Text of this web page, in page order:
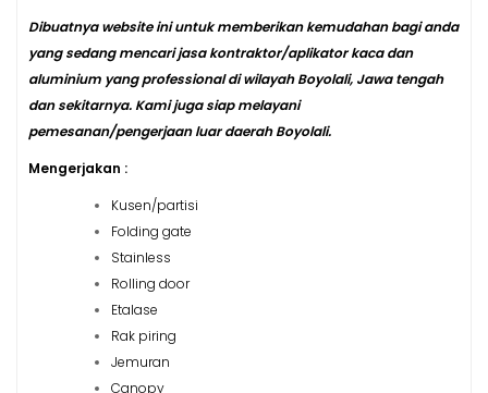
Dibuatnya website ini untuk memberikan kemudahan bagi anda
yang sedang mencari jasa kontraktor/aplikator kaca dan
aluminium yang professional di wilayah Boyolali, Jawa tengah
dan sekitarnya. Kami juga siap melayani
pemesanan/pengerjaan luar daerah Boyolali.
Mengerjakan :
Kusen/partisi
Folding gate
Stainless
Rolling door
Etalase
Rak piring
Jemuran
Canopy